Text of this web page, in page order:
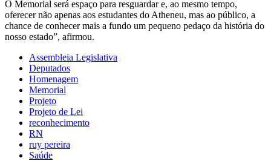
O Memorial será espaço para resguardar e, ao mesmo tempo,
oferecer não apenas aos estudantes do Atheneu, mas ao público, a
chance de conhecer mais a fundo um pequeno pedaço da história do
nosso estado”, afirmou.
Assembleia Legislativa
Deputados
Homenagem
Memorial
Projeto
Projeto de Lei
reconhecimento
RN
ruy pereira
Saúde